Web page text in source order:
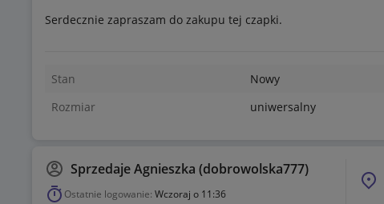
Serdecznie zapraszam do zakupu tej czapki.
Stan
Nowy
Rozmiar
uniwersalny
SprzedajeAgnieszka (dobrowolska777)
Ostatnie logowanie: Wczoraj o 11:36